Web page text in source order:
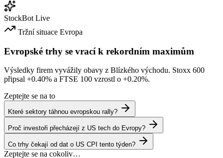
StockBot Live
Tržní situace Evropa
Evropské trhy se vrací k rekordním maximům
Výsledky firem vyvážily obavy z Blízkého východu. Stoxx 600
připsal +0.40% a FTSE 100 vzrostl o +0.20%.
Zeptejte se na to
Které sektory táhnou evropskou rally?
Proč investoři přecházejí z US tech do Evropy?
Co trhy čekají od dat o US CPI tento týden?